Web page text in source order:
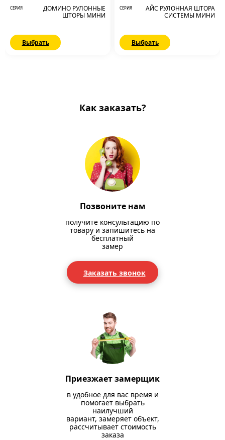
СЕРИЯ
ДОМИНО РУЛОННЫЕ
ШТОРЫ МИНИ
Выбрать
СЕРИЯ
АЙС РУЛОННАЯ ШТОРА
СИСТЕМЫ МИНИ
Выбрать
Как заказать?
Позвоните нам
получите консультацию по
товару и запишитесь на
бесплатный
замер
Заказать звонок
Приезжает замерщик
в удобное для вас время и
помогает выбрать
наилучший
вариант, замеряет объект,
рассчитывает стоимость
заказа